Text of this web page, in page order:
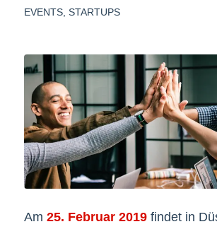
EVENTS, STARTUPS
Am 25. Februar 2019findet in